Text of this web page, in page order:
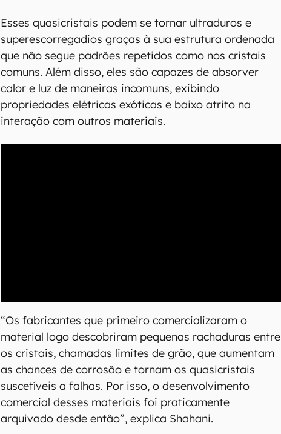
Esses quasicristais podem se tornar ultraduros e
superescorregadios graças à sua estrutura ordenada
que não segue padrões repetidos como nos cristais
comuns. Além disso, eles são capazes de absorver
calor e luz de maneiras incomuns, exibindo
propriedades elétricas exóticas e baixo atrito na
interação com outros materiais.
“Os fabricantes que primeiro comercializaram o
material logo descobriram pequenas rachaduras entre
os cristais, chamadas limites de grão, que aumentam
as chances de corrosão e tornam os quasicristais
suscetíveis a falhas. Por isso, o desenvolvimento
comercial desses materiais foi praticamente
arquivado desde então”, explica Shahani.